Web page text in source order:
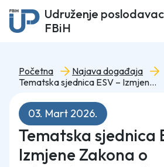
Udruženje
FBiH
Početna
Najava događaja
Tematska sjednica ESV – Izmjene Zakona o zdravstvenom osiguranju – sa posebnim osvrtom na bolovanje
03. Mart 2026.
Tematska sjednica
Izmjene Zakona o